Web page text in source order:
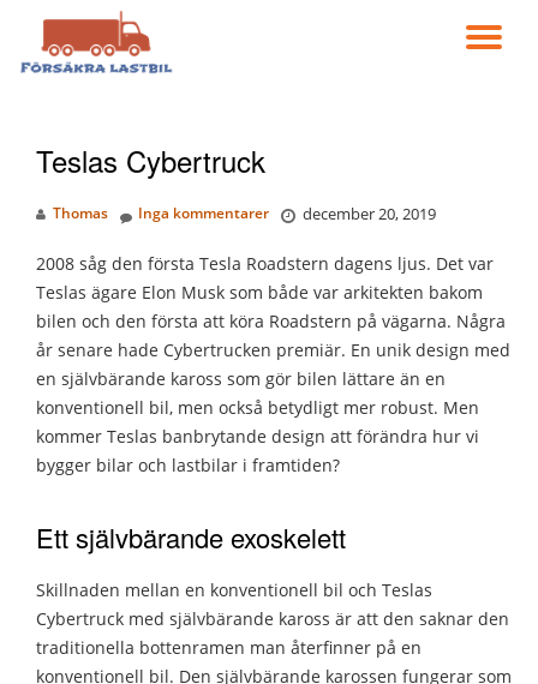
Teslas Cybertruck
Thomas december 20, 2019
Inga kommentarer
2008 såg den första Tesla Roadstern dagens ljus. Det var
Teslas ägare Elon Musk som både var arkitekten bakom
bilen och den första att köra Roadstern på vägarna. Några
år senare hade Cybertrucken premiär. En unik design med
en självbärande kaross som gör bilen lättare än en
konventionell bil, men också betydligt mer robust. Men
kommer Teslas banbrytande design att förändra hur vi
bygger bilar och lastbilar i framtiden?
Ett självbärande exoskelett
Skillnaden mellan en konventionell bil och Teslas
Cybertruck med självbärande kaross är att den saknar den
traditionella bottenramen man återfinner på en
konventionell bil. Den självbärande karossen fungerar som